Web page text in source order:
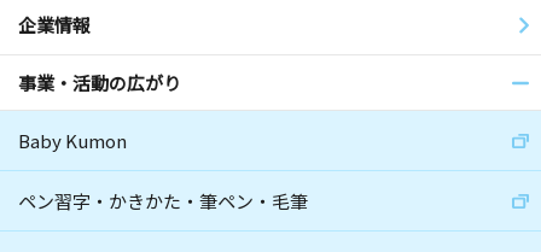
企業情報
事業・活動の広がり
Baby Kumon
ペン習字・かきかた・筆ペン・毛筆